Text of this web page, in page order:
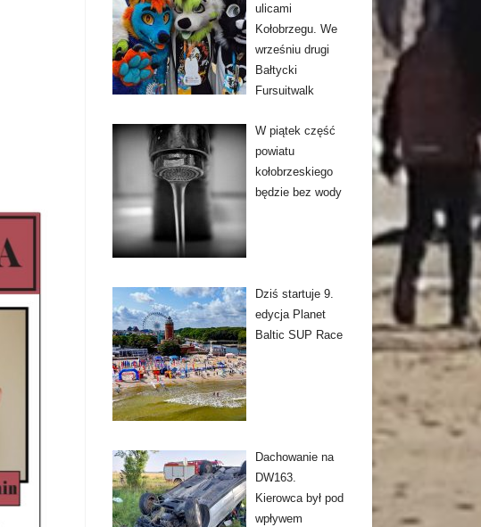
ulicami
Kołobrzegu. We
wrześniu drugi
Bałtycki
Fursuitwalk
W piątek część
powiatu
kołobrzeskiego
będzie bez wody
Dziś startuje 9.
edycja Planet
Baltic SUP Race
Dachowanie na
DW163.
Kierowca był pod
wpływem